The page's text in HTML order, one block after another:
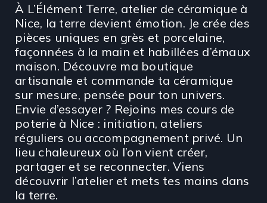
À L’Élément Terre, atelier de céramique à
Nice, la terre devient émotion. Je crée des
pièces uniques en grès et porcelaine,
façonnées à la main et habillées d’émaux
maison. Découvre ma boutique
artisanale et commande ta céramique
sur mesure, pensée pour ton univers.
Envie d’essayer ? Rejoins mes cours de
poterie à Nice : initiation, ateliers
réguliers ou accompagnement privé. Un
lieu chaleureux où l’on vient créer,
partager et se reconnecter. Viens
découvrir l’atelier et mets tes mains dans
la terre.